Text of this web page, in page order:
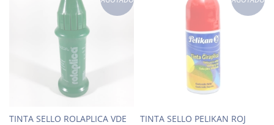
TINTA SELLO ROLAPLICA VDE
TINTA SELLO PELIKAN ROJ